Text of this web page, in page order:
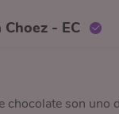
Choez - EC
chocolate son uno